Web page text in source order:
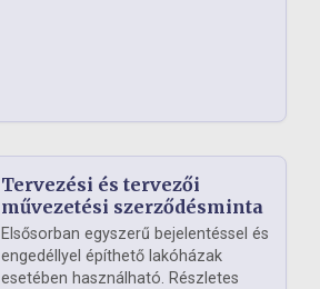
Tervezési és tervezői
művezetési szerződésminta
Elsősorban egyszerű bejelentéssel és
engedéllyel építhető lakóházak
esetében használható. Részletes